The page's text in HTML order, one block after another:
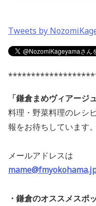
Tweets by
「鎌倉まめヴィアージュ
料理・野菜料理のレシ
報をお待ちしています。
メールアドレスは
・鎌倉のオススメスポ